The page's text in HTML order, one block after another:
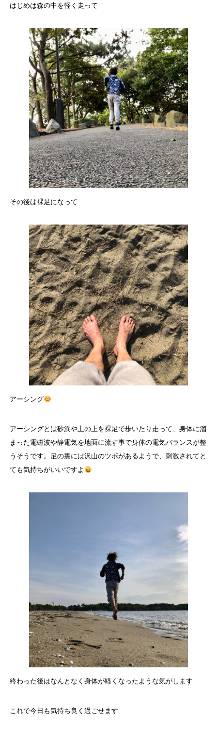
はじめは森の中を軽く走って
その後は裸足になって
アーシング
アーシングとは砂浜や土の上を裸足で歩いたり走って、身体に溜
まった電磁波や静電気を地面に流す事で身体の電気バランスが整
うそうです。足の裏には沢山のツボがあるようで、刺激されてと
ても気持ちがいいですよ
終わった後はなんとなく身体が軽くなったような気がします
これで今日も気持ち良く過ごせます